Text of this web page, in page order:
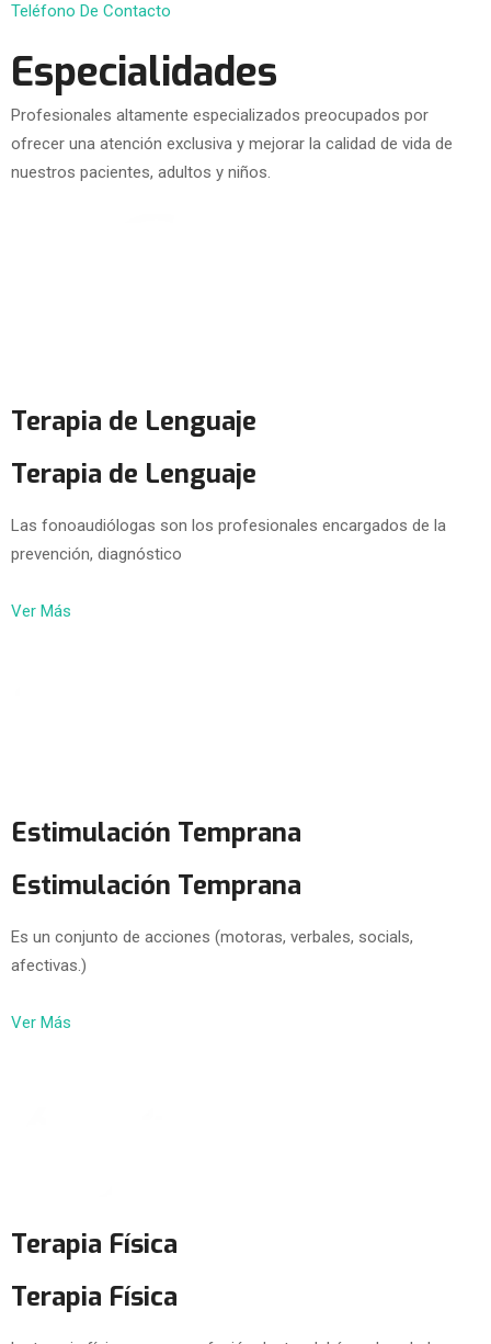
Teléfono De Contacto
Especialidades
Profesionales altamente especializados preocupados por
ofrecer una atención exclusiva y mejorar la calidad de vida de
nuestros pacientes, adultos y niños.
Terapia de Lenguaje
Terapia de Lenguaje
Las fonoaudiólogas son los profesionales encargados de la
prevención, diagnóstico
Ver Más
Estimulación Temprana
Estimulación Temprana
Es un conjunto de acciones (motoras, verbales, socials,
afectivas.)
Ver Más
Terapia Física
Terapia Física